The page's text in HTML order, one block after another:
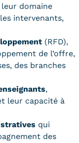
domaine
intervenants,
(RFD),
de l’offre,
des branches
,
leur capacité à
qui
des